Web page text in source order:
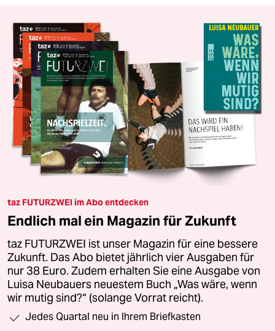
taz FUTURZWEI im Abo entdecken
Endlich mal ein Magazin für Zukunft
taz FUTURZWEI ist unser Magazin für eine bessere
Zukunft. Das Abo bietet jährlich vier Ausgaben für
nur 38 Euro. Zudem erhalten Sie eine Ausgabe von
Luisa Neubauers neuestem Buch „Was wäre, wenn
wir mutig sind?“ (solange Vorrat reicht).
Jedes Quartal neu in Ihrem Briefkasten